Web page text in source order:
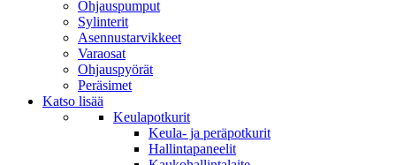
Ohjauspumput
Sylinterit
Asennustarvikkeet
Varaosat
Ohjauspyörät
Peräsimet
Katso lisää
Keulapotkurit
Keula- ja peräpotkurit
Hallintapaneelit